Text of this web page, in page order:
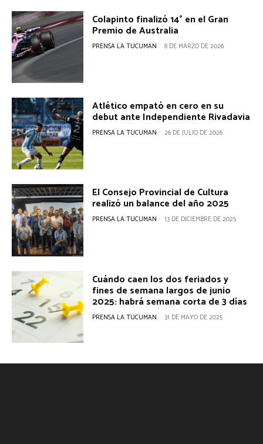
Colapinto finalizó 14° en el Gran
Premio de Australia
PRENSA LA TUCUMAN - 8 DE MARZO DE 2026
Atlético empató en cero en su
debut ante Independiente Rivadavia
PRENSA LA TUCUMAN - 26 DE JULIO DE 2026
El Consejo Provincial de Cultura
realizó un balance del año 2025
PRENSA LA TUCUMAN - 13 DE DICIEMBRE DE 2025
Cuándo caen los dos feriados y
fines de semana largos de junio
2025: habrá semana corta de 3 días
PRENSA LA TUCUMAN - 31 DE MAYO DE 2025